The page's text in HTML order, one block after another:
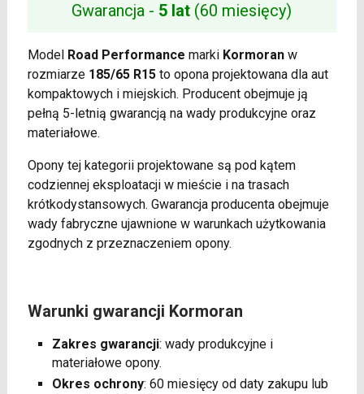
Gwarancja - 5 lat (60 miesięcy)
Model Road Performance marki Kormoranw
rozmiarze 185/65 R15to opona projektowana dla aut
kompaktowych i miejskich. Producent obejmuje ją
pełną 5-letnią gwarancją na wady produkcyjne oraz
materiałowe.
Opony tej kategorii projektowane są pod kątem
codziennej eksploatacji w mieście i na trasach
krótkodystansowych. Gwarancja producenta obejmuje
wady fabryczne ujawnione w warunkach użytkowania
zgodnych z przeznaczeniem opony.
Warunki gwarancji Kormoran
Zakres gwarancji: wady produkcyjne i
materiałowe opony.
Okres ochrony: 60 miesięcy od daty zakupu lub